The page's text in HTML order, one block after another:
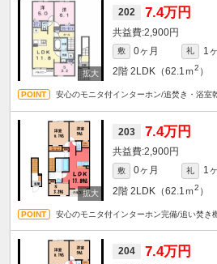
202 7.4万円
2,900円
敷 0ヶ月 礼
1
2階 2LDK（62.1ｍ2 ）
安心のモニタ付インターホン/追焚き・浴室
203 7.4万円
2,900円
敷 0ヶ月 礼
1
2階 2LDK（62.1ｍ2 ）
安心のモニタ付インターホン完備/追い焚き
204 7.4万円